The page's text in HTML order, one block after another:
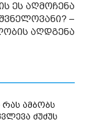
ეს აღმოჩენა
–
აღდგენა
რას ამბობს
ძუძუს